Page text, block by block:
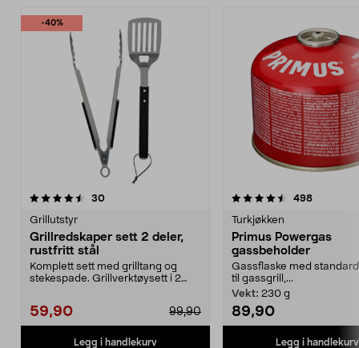
-40%
30anmeldelser
Grillutstyr
Grillredskaper sett 2 deler,
rustfritt stål
Komplett sett med grilltang og
stekespade. Grillverktøysett i 2
59,90 99,90
Legg i handlekurv
4.5 av 5 stjerner 498
Turkjøkken
Primus Powergas
gassbeholder
Gassflaske med
til gassgrill,...
Vekt: 230 g
89,90
Legg i handlekurv
4.0 av 5 stjerner